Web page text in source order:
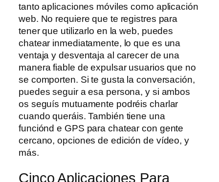
tanto aplicaciones móviles como aplicación
web. No requiere que te registres para
tener que utilizarlo en la web, puedes
chatear inmediatamente, lo que es una
ventaja y desventaja al carecer de una
manera fiable de expulsar usuarios que no
se comporten. Si te gusta la conversación,
puedes seguir a esa persona, y si ambos
os seguís mutuamente podréis charlar
cuando queráis. También tiene una
funciónd e GPS para chatear con gente
cercano, opciones de edición de vídeo, y
más.
Cinco Aplicaciones Para